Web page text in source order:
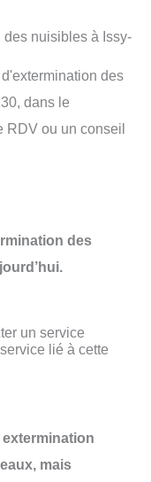
nuisibles à Issy-
des
dans le
RDV ou un conseil
des
un service
lié à cette
mais